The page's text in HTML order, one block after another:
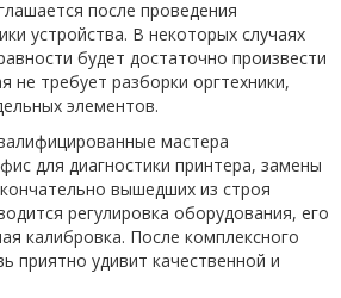
после проведения
устройства. В некоторых случаях
будет достаточно произвести
не требует разборки оргтехники,
элементов.
мастера
для диагностики принтера, замены
вышедших из строя
регулировка оборудования, его
калибровка. После комплексного
приятно удивит качественной и